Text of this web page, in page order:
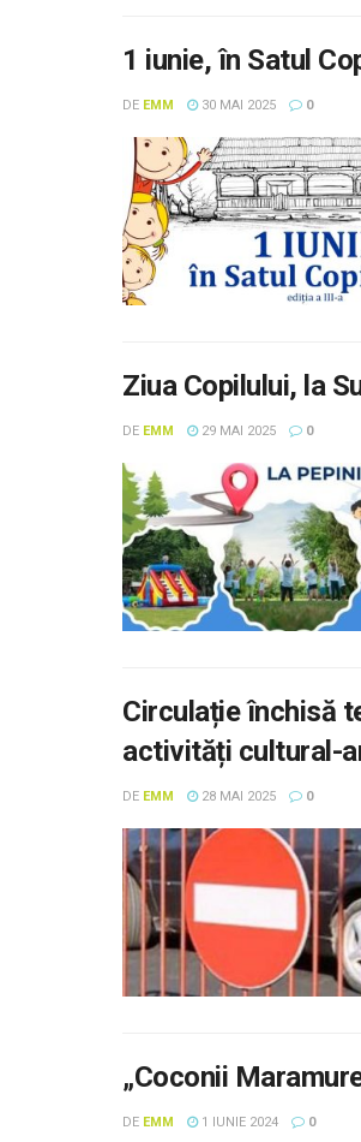
1 iunie, în Satul
DE EMM 30 MAI 2025 0
Ziua Copilului, la
DE EMM 29 MAI 2025 0
Circulație închisă
activități cultural-
DE EMM 28 MAI 2025 0
„Coconii
DE EMM 1 IUNIE 2024 0